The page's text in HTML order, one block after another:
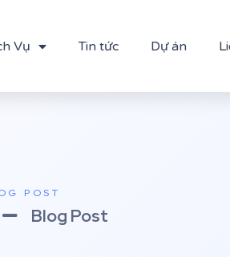
Vụ Tin tức Dự án
POST
Blog Post